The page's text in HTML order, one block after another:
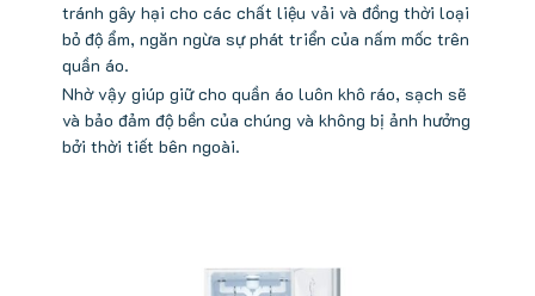
tránh gây hại cho các chất liệu vải và đồng thời loại
bỏ độ ẩm, ngăn ngừa sự phát triển của nấm mốc trên
quần áo.
Nhờ vậy giúp giữ cho quần áo luôn khô ráo, sạch sẽ
và bảo đảm độ bền của chúng và không bị ảnh hưởng
bởi thời tiết bên ngoài.